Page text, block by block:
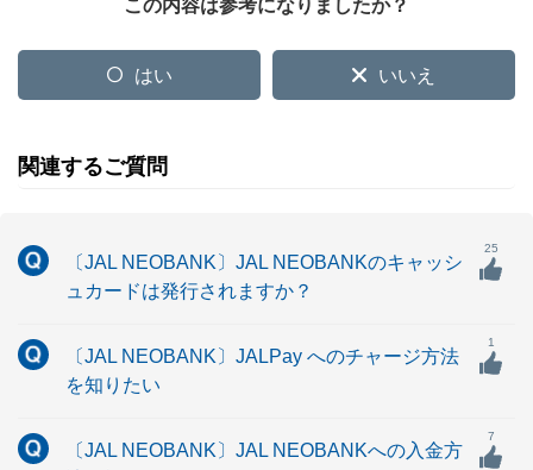
この内容は参考になりましたか？
はい いいえ
関連するご質問
〔JAL NEOBANK〕JAL NEOBANKのキャッシ
ュカードは発行されますか？
25
〔JAL NEOBANK〕JALPay へのチャージ方法
を知りたい
1
〔JAL NEOBANK〕JAL NEOBANKへの入金方
7